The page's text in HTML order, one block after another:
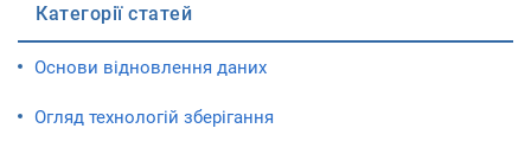
Категорії статей
Основи відновлення даних
Огляд технологій зберігання